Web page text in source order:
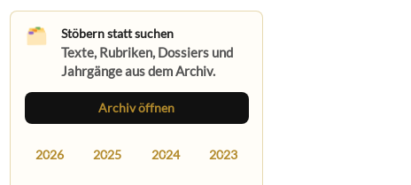
Stöbern statt suchen
Texte, Rubriken, Dossiers und
Jahrgänge aus dem Archiv.
Archiv öffnen
2026 2025 2024 2023